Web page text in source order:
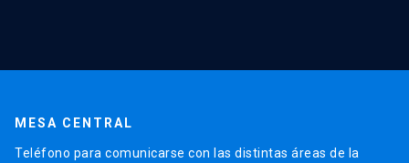
MESA CENTRAL
Teléfono para comunicarse con las distintas áreas de la